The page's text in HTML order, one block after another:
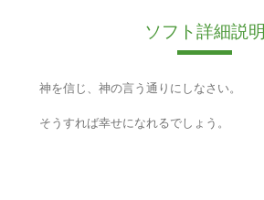
ソフト詳細説明
神を信じ、神の言う通りにしなさい。
そうすれば幸せになれるでしょう。